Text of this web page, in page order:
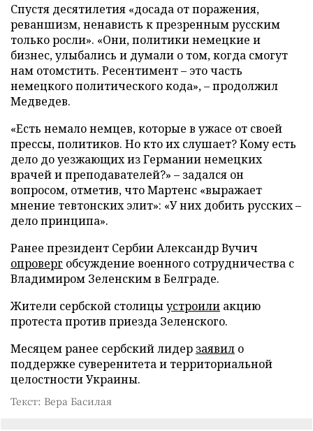
Спустя десятилетия «досада от поражения,
реваншизм, ненависть к презренным русским
только росли». «Они, политики немецкие и
бизнес, улыбались и думали о том, когда смогут
нам отомстить. Ресентимент – это часть
немецкого политического кода», – продолжил
Медведев.
«Есть немало немцев, которые в ужасе от своей
прессы, политиков. Но кто их слушает? Кому есть
дело до уезжающих из Германии немецких
врачей и преподавателей?» – задался он
вопросом, отметив, что Мартенс «выражает
мнение тевтонских элит»: «У них добить русских –
дело принципа».
Ранее президент Сербии Александр Вучич
опроверг обсуждение военного сотрудничества с
Владимиром Зеленским в Белграде.
Жители сербской столицыустроили акцию
протеста против приезда Зеленского.
Месяцем ранее сербский лидер заявил о
поддержке суверенитета и территориальной
целостности Украины.
Текст: Вера Басилая